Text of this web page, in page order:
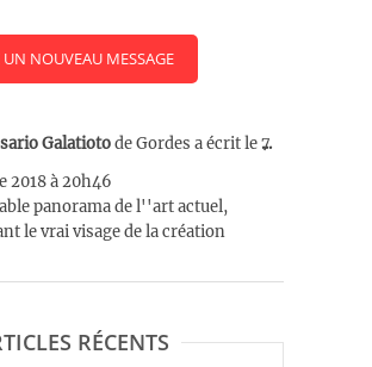
GalatiotodeGordes a écrit le7
2018à20h46
panorama de l''art actuel,
le vrai visage de la création
...Ouvrir/
RÉCENTS